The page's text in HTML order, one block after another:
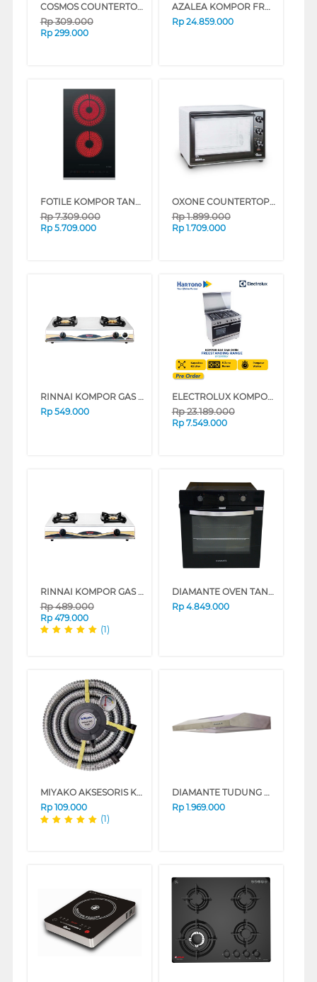
COSMOS COUNTERTOP BLENDER CB-282P
Rp309.000
Rp 299.000
AZALEA KOMPOR FREESTANDING RANGE AFS9BG4VC
Rp 24.859.000
FOTILE KOMPOR TANAM BUILT IN HOB VITRO CERAMIC STOVE EEG30202
Rp7.309.000
Rp 5.709.000
OXONE COUNTERTOP OVEN MASTER SERIES OX8842
Rp1.899.000
Rp 1.709.000
RINNAI KOMPOR GAS RI522ATTJ
Rp 549.000
ELECTROLUX KOMPOR FREESTANDING RANGE EKG9686X
Rp23.189.000
Rp 7.549.000
RINNAI KOMPOR GAS RI522ATJ
Rp489.000
Rp 479.000
(1)
DIAMANTE OVEN TANAM BUILT IN OVEN VITRUM691BG
Rp 4.849.000
MIYAKO AKSESORIS KOMPOR REGULATOR + SELANG LPG RMS106M
Rp 109.000
(1)
DIAMANTE TUDUNG HISAP ASAP SLIM LINE HOOD SPATIUM62X
Rp 1.969.000